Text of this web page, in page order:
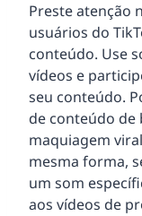
Preste atenção
usuários do
conteúdo. Use
vídeos e
seu conteúdo.
de conteúdo de
maquiagem
mesma forma,
um som
aos vídeos de